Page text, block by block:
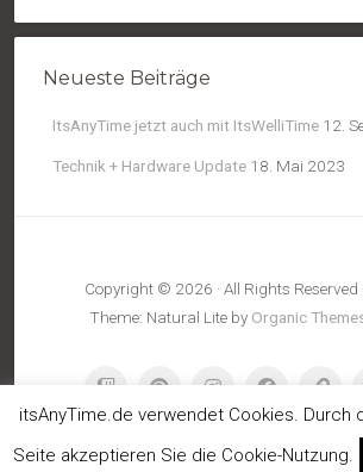
Neueste Beiträge
ItsAnyTime jetzt auch mit ItsWelliTime 12.
Technik + Hardware Update 18. Mai 2023
Copyright © 2026 · All Rights Reserved
Theme: Natural Lite by Organic
itsAnyTime.de verwendet Cookies. Durch
Seite akzeptieren Sie die Cookie-Nutzung.